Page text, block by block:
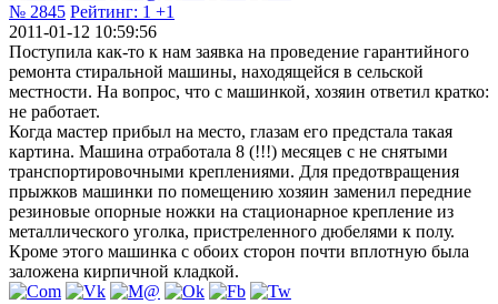
№ 2845 Рейтинг: 1 +1
2011-01-12 10:59:56
Поступила как-то к нам заявка на проведение гарантийного
ремонта стиральной машины, находящейся в сельской
местности. На вопрос, что с машинкой, хозяин ответил кратко:
не работает.
Когда мастер прибыл на место, глазам его предстала такая
картина. Машина отработала 8 (!!!) месяцев с не снятыми
транспортировочными креплениями. Для предотвращения
прыжков машинки по помещению хозяин заменил передние
резиновые опорные ножки на стационарное крепление из
металлического уголка, пристреленного дюбелями к полу.
Кроме этого машинка с обоих сторон почти вплотную была
заложена кирпичной кладкой.